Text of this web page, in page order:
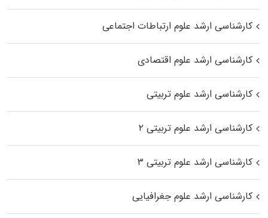
کارشناسی ارشد علوم ارتباطات اجتماعی
کارشناسی ارشد علوم اقتصادی
کارشناسی ارشد علوم تربیتی
کارشناسی ارشد علوم تربیتی ۲
کارشناسی ارشد علوم تربیتی ۳
کارشناسی ارشد علوم جغرافیایی